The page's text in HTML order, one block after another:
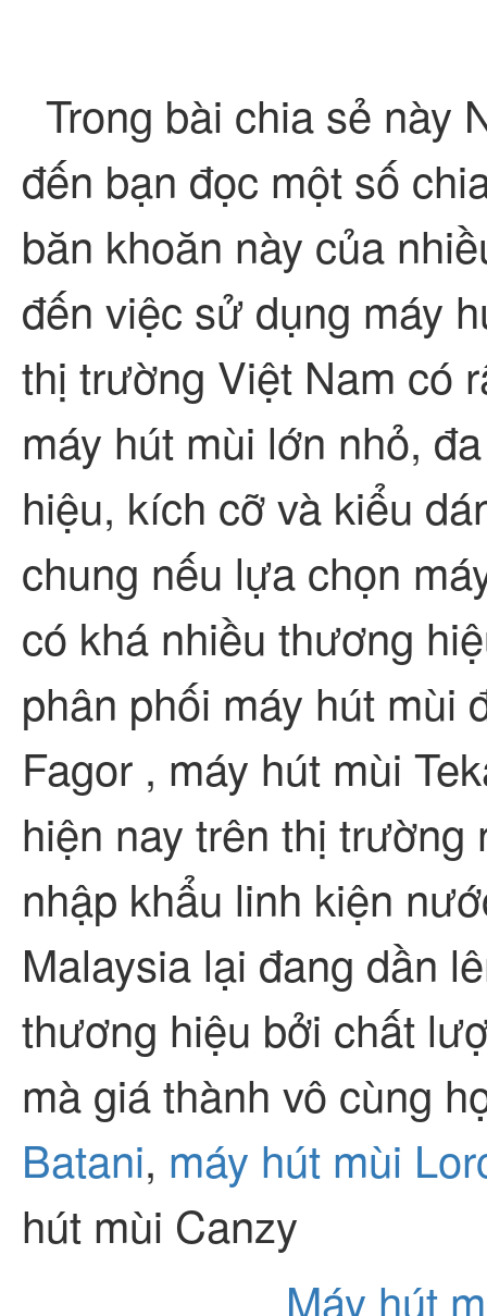
Trong bài chia sẻ này
đến bạn đọc một số
băn khoăn này của
đến việc sử dụng máy
thị trường Việt Nam có
máy hút mùi lớn nhỏ,
hiệu, kích cỡ và kiểu
chung nếu lựa chọn
có khá nhiều thương
phân phối máy hút mùi
Fagor , máy hút mùi
hiện nay trên thị
nhập khẩu linh kiện
Malaysia lại đang dần
thương hiệu bởi chất
mà giá thành vô cùng
Batani, máy hút mùi
hút mùi Canzy
Máy hút